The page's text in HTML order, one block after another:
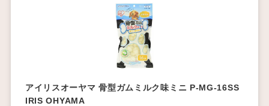
アイリスオーヤマ 骨型ガムミルク味ミニ P-MG-16SS
IRIS OHYAMA